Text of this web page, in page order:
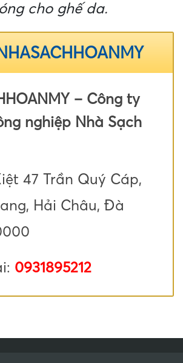
cho ghế da.
– Công ty
nghiệp Nhà Sạch
47 Trần Quý Cáp,
Hải Châu, Đà
0931895212